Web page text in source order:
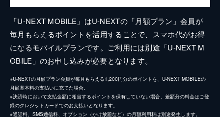
「U-NEXT MOBILE」はU-NEXTの「月額プラン」会員が
毎月もらえるポイントを活用することで、スマホ代がお得
になるモバイルプランです。ご利用には別途「U-NEXT M
OBILE」のお申し込みが必要となります。
※U-NEXTの月額プラン会員が毎月もらえる1,200円分のポイントを、U-NEXT MOBILEの
月額基本料の支払いに充てた場合。
※決済時において支払金額に相当するポイントを保有していない場合、差額分の料金はご登
録のクレジットカードでのお支払いとなります。
※通話料、SMS通信料、オプション（かけ放題など）の月額利用料は別途発生します。